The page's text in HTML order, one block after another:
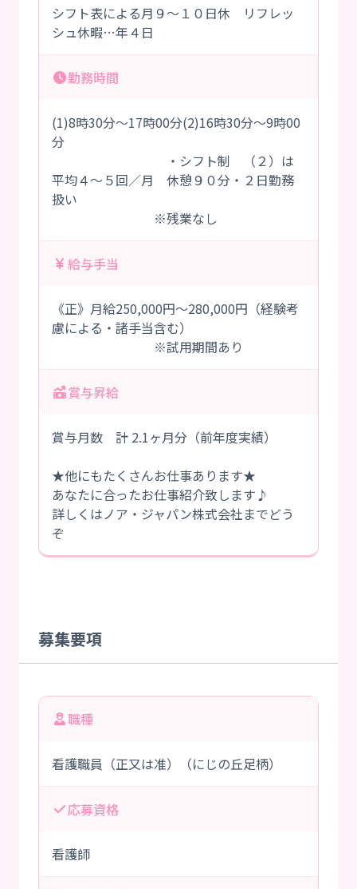
シフト表による月９～１０日休 リフレッ
シュ休暇…年４日
勤務時間
(1)8時30分～17時00分(2)16時30分～9時00
分
・シフト制 （２）は
平均４～５回／月 休憩９０分・２日勤務
扱い
※残業なし
給与手当
《正》月給250,000円～280,000円（経験考
慮による・諸手当含む）
※試用期間あり
賞与昇給
賞与月数 計 2.1ヶ月分（前年度実績）
★他にもたくさんお仕事あります★
あなたに合ったお仕事紹介致します♪
詳しくはノア・ジャパン株式会社までどう
ぞ
募集要項
職種
看護職員（正又は准）（にじの丘足柄）
応募資格
看護師